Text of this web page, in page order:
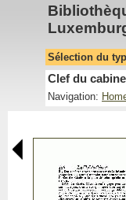
Sélection du
Clef du
Navigation: